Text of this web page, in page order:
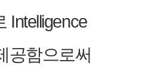
Intelligence
공함으로써